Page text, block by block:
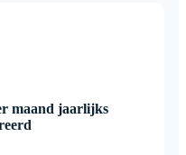
maand jaarlijks